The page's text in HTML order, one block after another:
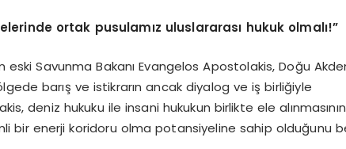
ortak pusulamız uluslararası hukuk olmalı!”
eski Savunma Bakanı Evangelos Apostolakis, Doğu
barış ve istikrarın ancak diyalog ve iş birliğiyle
deniz hukuku ile insani hukukun birlikte ele
bir enerji koridoru olma potansiyeline sahip olduğunu